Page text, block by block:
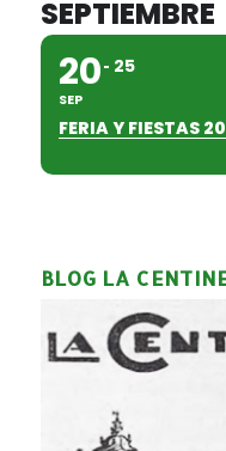
SEPTIEMBRE
20
SEP
25
FERIA Y FIESTAS
BLOG LA